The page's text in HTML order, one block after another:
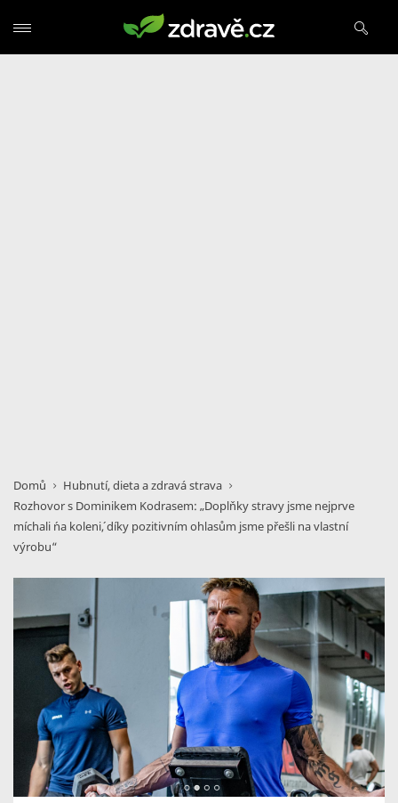
Domů
Hubnutí, dieta a zdravá strava
Rozhovor s Dominikem Kodrasem: „Doplňky stravy jsme nejprve
míchali ´na koleni´, díky pozitivním ohlasům jsme přešli na vlastní
výrobu“